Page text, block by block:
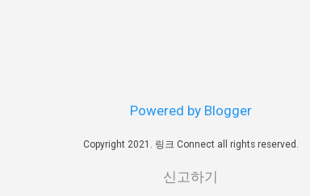
Powered by Blogger
Copyright 2021. 링크 Connect all rights reserved.
신고하기